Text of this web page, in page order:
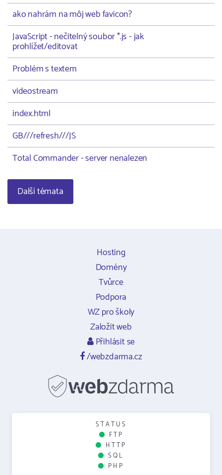
ako nahrám na môj web favicon?
JavaScript - nečitelný soubor *.js - jak
prohlížet/editovat
Problém s textem
videostream
index.html
GB///refresh///JS
Total Commander - server nenalezen
Další témata
Hosting
Domény
Tvůrce
Podpora
WZ pro školy
Založit web
Přihlásit se
/webzdarma.cz
STATUS
FTP
HTTP
SQL
PHP